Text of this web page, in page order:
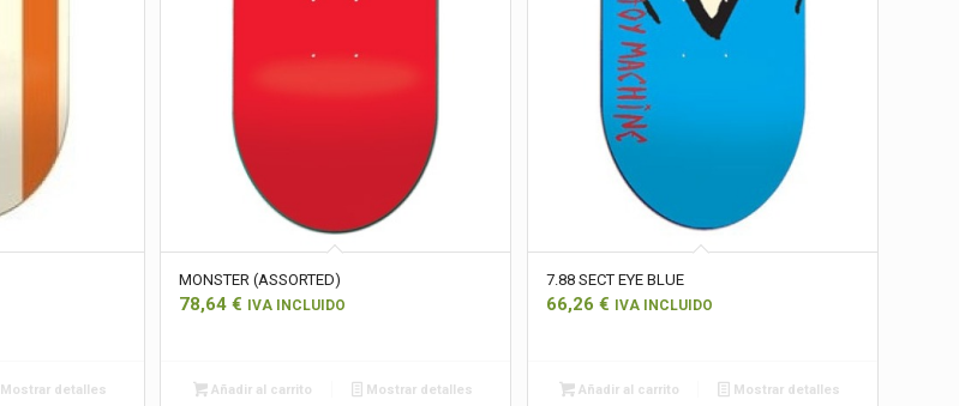
Mostrar detalles
MONSTER (ASSORTED)
78,64€ IVA INCLUIDO
Añadir al carrito Mostrar detalles
7.88 SECT EYE BLUE
66,26 € IVA INCLUIDO
Añadir al carrito Mostrar detalles